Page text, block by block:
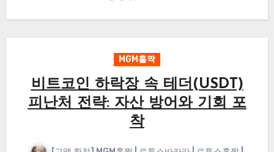
MGM홀짝
비트코인 하락장 속 테더(USDT)
피난처 전략: 자산 방어와 기회 포
착